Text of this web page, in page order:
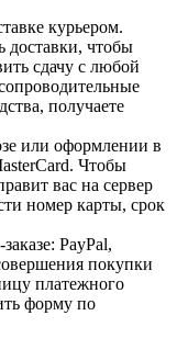
курьером.
доставки, чтобы
сдачу с любой
получаете
или оформлении в
Чтобы
вас на сервер
номер карты, срок
PayPal,
покупки
платежного
форму по